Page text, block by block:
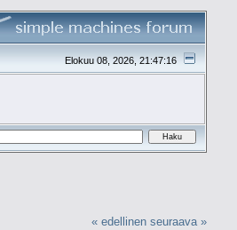
Elokuu 08, 2026, 21:47:16
« edellinen seuraava »